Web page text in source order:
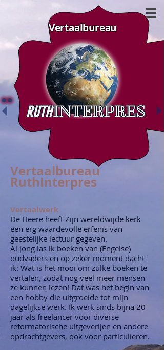
Vertaalbureau
Vertaalbureau
RuthInterpres
Vertaalwerk
De Heere heeft Zijn wereldwijde kerk
een erg waardevolle erfenis van
geestelijke lectuur gegeven.
Al jong las ik boeken van (Engelse)
oudvaders en op zeker moment dacht
ik: Wat is het mooi om zulke boeken te
vertalen, zodat nog veel meer mensen
ze kunnen lezen! Dat was het begin van
een hobby die uitgroeide tot mijn
dagelijkse werk. Ik werk sinds bijna 20
jaar als freelancer voor diverse
reformatorische uitgeverijen en andere
opdrachtgevers, ook voor particulieren.